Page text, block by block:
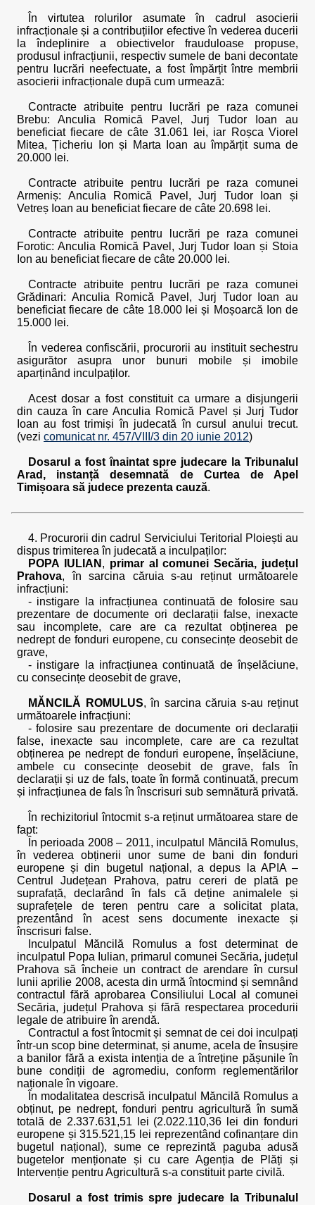
În virtutea rolurilor asumate în cadrul asocierii
infracționale și a contribuțiilor efective în vederea ducerii
la îndeplinire a obiectivelor frauduloase propuse,
produsul infracțiunii, respectiv sumele de bani decontate
pentru lucrări neefectuate, a fost împărțit între membrii
asocierii infracționale după cum urmează:
Contracte atribuite pentru lucrări pe raza comunei
Brebu: Anculia Romică Pavel, Jurj Tudor Ioan au
beneficiat fiecare de câte 31.061 lei, iar Roșca Viorel
Mitea, Țicheriu Ion și Marta Ioan au împărțit suma de
20.000 lei.
Contracte atribuite pentru lucrări pe raza comunei
Armeniș: Anculia Romică Pavel, Jurj Tudor Ioan și
Vetreș Ioan au beneficiat fiecare de câte 20.698 lei.
Contracte atribuite pentru lucrări pe raza comunei
Forotic: Anculia Romică Pavel, Jurj Tudor Ioan și Stoia
Ion au beneficiat fiecare de câte 20.000 lei.
Contracte atribuite pentru lucrări pe raza comunei
Grădinari: Anculia Romică Pavel, Jurj Tudor Ioan au
beneficiat fiecare de câte 18.000 lei și Moșoarcă Ion de
15.000 lei.
În vederea confiscării, procurorii au instituit sechestru
asigurător asupra unor bunuri mobile și imobile
aparținând inculpaților.
Acest dosar a fost constituit ca urmare a disjungerii
din cauza în care Anculia Romică Pavel și Jurj Tudor
Ioan au fost trimiși în judecată în cursul anului trecut.
(vezi comunicat nr. 457/VIII/3 din 20 iunie 2012)
Dosarul a fost înaintat spre judecare la Tribunalul
Arad, instanță desemnată de Curtea de Apel
Timișoara să judece prezenta cauză.
4. Procurorii din cadrul Serviciului Teritorial Ploiești au
dispus trimiterea în judecată a inculpaților:
POPA IULIAN , primar al comunei Secăria, județul
Prahova, în sarcina căruia s-au reținut următoarele
infracțiuni:
- instigare la infracțiunea continuată de folosire sau
prezentare de documente ori declarații false, inexacte
sau incomplete, care are ca rezultat obținerea pe
nedrept de fonduri europene, cu consecințe deosebit de
grave,
- instigare la infracțiunea continuată de înșelăciune,
cu consecințe deosebit de grave,
MĂNCILĂ ROMULUS, în sarcina căruia s-au reținut
următoarele infracțiuni:
- folosire sau prezentare de documente ori declarații
false, inexacte sau incomplete, care are ca rezultat
obținerea pe nedrept de fonduri europene, înșelăciune,
ambele cu consecințe deosebit de grave, fals în
declarații și uz de fals, toate în formă continuată, precum
și infracțiunea de fals în înscrisuri sub semnătură privată.
În rechizitoriul întocmit s-a reținut următoarea stare de
fapt:
În perioada 2008 – 2011, inculpatul Măncilă Romulus,
în vederea obținerii unor sume de bani din fonduri
europene și din bugetul național, a depus la APIA –
Centrul Județean Prahova, patru cereri de plată pe
suprafață, declarând în fals că deține animalele și
suprafețele de teren pentru care a solicitat plata,
prezentând în acest sens documente inexacte și
înscrisuri false.
Inculpatul Măncilă Romulus a fost determinat de
inculpatul Popa Iulian, primarul comunei Secăria, județul
Prahova să încheie un contract de arendare în cursul
lunii aprilie 2008, acesta din urmă întocmind și semnând
contractul fără aprobarea Consiliului Local al comunei
Secăria, județul Prahova și fără respectarea procedurii
legale de atribuire în arendă.
Contractul a fost întocmit și semnat de cei doi inculpați
într-un scop bine determinat, și anume, acela de însușire
a banilor fără a exista intenția de a întreține pășunile în
bune condiții de agromediu, conform reglementărilor
naționale în vigoare.
În modalitatea descrisă inculpatul Măncilă Romulus a
obținut, pe nedrept, fonduri pentru agricultură în sumă
totală de 2.337.631,51 lei (2.022.110,36 lei din fonduri
europene și 315.521,15 lei reprezentând cofinanțare din
bugetul național), sume ce reprezintă paguba adusă
bugetelor menționate și cu care Agenția de Plăți și
Intervenție pentru Agricultură s-a constituit parte civilă.
Dosarul a fost trimis spre judecare la Tribunalul